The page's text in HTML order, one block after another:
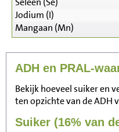
Jodium (I)
Mangaan (Mn)
ADH en PRAL-
Bekijk hoeveel suiker en
ten opzichte van de ADH
Suiker (16% van